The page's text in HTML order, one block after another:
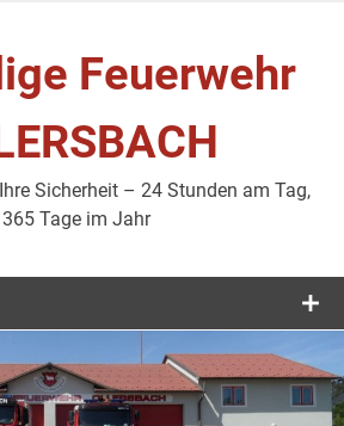
Feuerwehr
Sicherheit – 24 Stunden am Tag,
365 Tage im Jahr